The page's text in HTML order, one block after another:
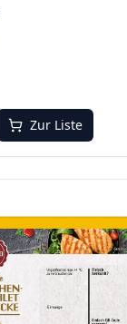
Zur Liste